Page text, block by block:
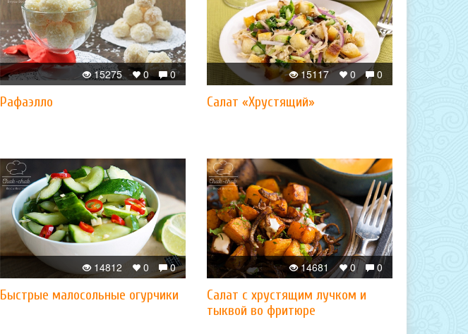
0
0
15275
Рафаэлло
0
0
15117
Салат «Хрустящий»
0
0
14812
Быстрые малосольные огурчики
0
0
14681
Салат с хрустящим лучком и
тыквой во фритюре